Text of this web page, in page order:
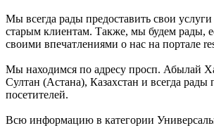
Мы всегда рады предоставить свои
старым клиентам. Также, мы будем рады,
своими впечатлениями о нас на портале
Мы находимся по адресу просп. Абылай
Султан (Астана), Казахстан и всегда
посетителей.
Всю информацию в категории